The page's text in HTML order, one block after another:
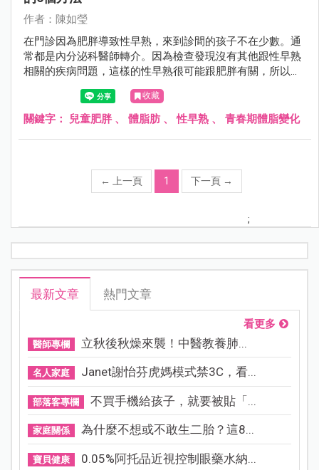
作者：陳如瑩
在門診因為肥胖導致性早熟，來到診間的孩子不在少數。通
常都是內分泌科醫師轉介。因為檢查發現沒有其他跟性早熟
相關的疾病問題，這樣的性早熟很可能跟肥胖有關，所以來
到我的門診做體重控制。今天就來聊聊兒童肥胖、體脂肪與
收藏
關鍵字： 兒童肥胖、 體脂肪、性早熟 、 青春期體脂變化
← 上一頁 1 下一頁 →
;
最新文章 熱門文章
看更多
醫師專欄 立秋後秋燥來襲！中醫教養肺...
名人家庭 Janet謝怡芬虎媽模式禁3C，看...
部落客專欄 不買手機給孩子，就要被貼「...
家庭關係 為什麼不想或不敢生二胎？這8...
寶貝健康 0.05%阿托品近視控制眼藥水納...